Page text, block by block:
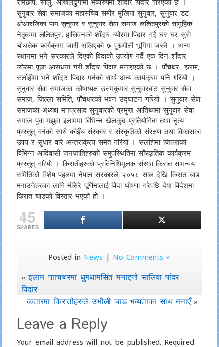
रामेछाप, सोलु, ओखलढुंगामा भव्यरुपमा शाँदार पिदार गरिएको छ ।
सुनुवार सेवा समाजका महासचिव समीर मुखिया सुनुवार, सुनुवार डट
ओआरजिका पाम सुनुवार र सुनुवार सेवा समाज ललितपुरको सामुहिक
नेतृत्वमा ललितपुर, हात्तिवनको शाँदार ग्योरमा पिदार गर्दै घर घर सुरो
चोअतेक कार्यक्रम जारी राखिएको छ पुख्र्यौली भूमिमा जस्तै । अन्य
स्थानमा भने सरकारले दिएको विदाको उपयोग गर्दै एक दिन शाँदार
ग्योरमा पूजा आराधना गरी शाँदार पिदार मनाइएको छ । पाँचथर, इलाम,
सर्लाहीमा भने शाँदार पिदार गर्नको साथै अन्य कार्यक्रम पनि गरियो ।
सुनुवार सेवा समाजका कोषाध्यक्ष उत्तमकुमार सुनुवारबाट सुनुवार सेवा
समाज, जिल्ला समिति, पाँचथरको भवन उद्घाटन गरियो । सुनुवार सेवा
समाजका अध्यक्ष मनप्रसाद सुनुवारको प्रमुख आतिथ्यमा सुनुवार सेवा
समाज पुवा मझुवा इलाममा विभिन्न खेलकुद प्रतियोगिता तथा नृत्य
प्रस्तुत् गर्नको साथै कोइँच संस्कार र संस्कृतिको संरक्षण तथा विकासका
उपय र सुधार वारे अन्तरक्रिय समेत गरियो । सर्लाहीमा जिल्लाको
विभिन्न आदिवासी जनजातिहरुको समुपस्थितिमा साँस्कृतिक कार्यक्रम
प्रस्तुत् गरियो । किरातीहरुको प्रतिनिधिमूलक संस्था किरात सामन्वय
समितिको विशेष पहलमा नेपाल सरकारले २०५८ साल देखि किरात चाड
मनाउनेहरुका लागि मंसिरे पूर्णिमालाई विदा घोषणा गरेपछि देश विदेशमा
किरात चाडको विस्तार भएको हो ।
45
SHARES
Posted in News | No Comments »
«इलाम–पााचथरमा धुमधामसित मनाइयो सालिवा षांदर
पिदार
कतारमा किरातीहरुले उभौली चाड भव्यताका साथ मनाएँ»
Leave a Reply
Your email address will not be published. Required